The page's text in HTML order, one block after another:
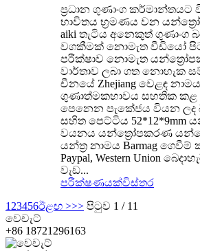
ප්‍රධාන ගුණාංග කර්මාන්තයට
භාවිතය භ්‍රමණය වන
aiki තැටිය අනෙකුත් ගුණාංග
වගකීමක් නොමැත වීඩියෝ
පරීක්ෂාව නොමැත
වාර්තාව ලබා ගත නොහැක
චීනයේ Zhejiang වෙළඳ
ගුණාත්මකභාවය සහතික
පෙනෙන පැකේජය වියන ලද
සහිත පෙට්ටිය 52*12*9mm
වයනය යන්ත්‍රෝපකරණ
යන්ත්‍ර නාමය Barmag ගෙවීම්
Paypal, Western Union
වැඩ...
පරීක්ෂණයක්විස්තර
1 23456ඊළඟ >>> පිටුව 1 / 11
වෙචැට්
+86 18721296163